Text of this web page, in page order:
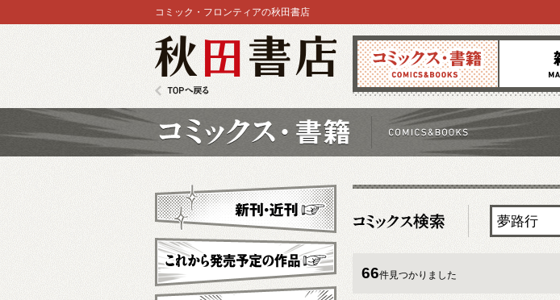
コミックス 雑誌
コミック・フロンティアの秋田書店
66件見つかりました
新刊・近刊
これから発売予定